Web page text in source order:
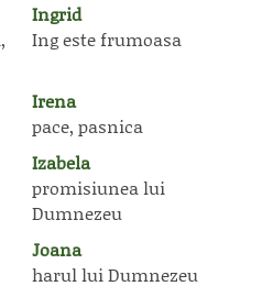
Ingrid
Ing este frumoasa
Irena
pace, pasnica
Izabela
promisiunea lui
Dumnezeu
Joana
harul lui Dumnezeu